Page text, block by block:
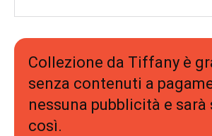
Collezione da Tiffany è
senza contenuti a
nessuna pubblicità e sarà
così.